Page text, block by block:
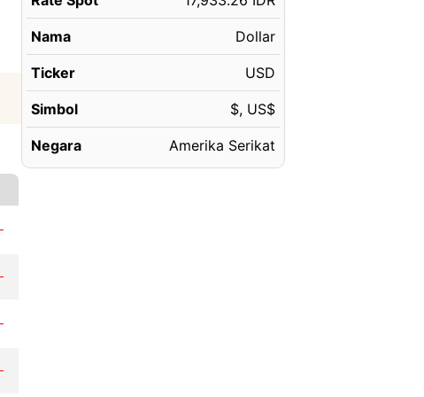
Nama Dollar
Ticker USD
Simbol $, US$
Negara Amerika Serikat